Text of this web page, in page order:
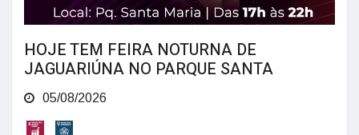
HOJE TEM FEIRA NOTURNA DE
JAGUARIÚNA NO PARQUE SANTA
05/08/2026